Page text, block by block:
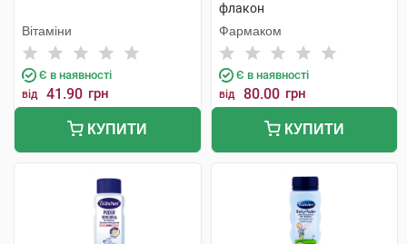
Вітаміни
Є в наявності
від 41.90 грн
КУПИТИ
флакон
Фармаком
Є в наявності
від 80.00 грн
КУПИТИ